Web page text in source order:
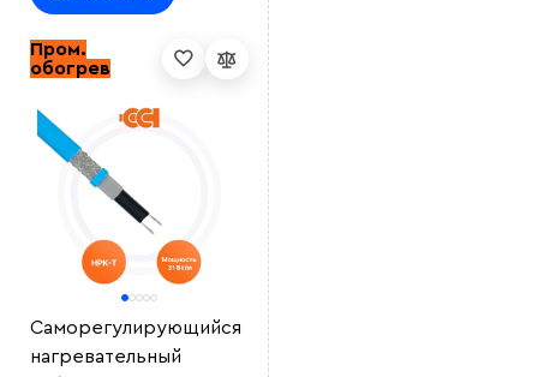
Пром.
обогрев
Саморегулирующийся
нагревательный